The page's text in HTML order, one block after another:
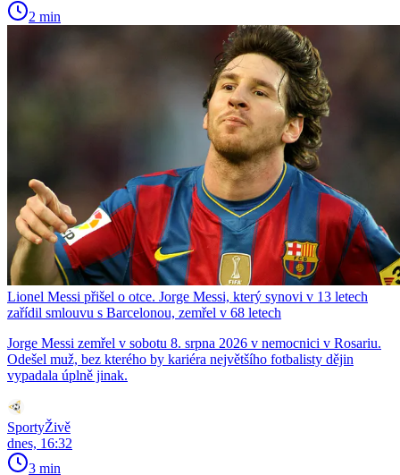
2 min
Lionel Messi přišel o otce. Jorge Messi, který synovi v 13 letech
zařídil smlouvu s Barcelonou, zemřel v 68 letech
Jorge Messi zemřel v sobotu 8. srpna 2026 v nemocnici v Rosariu.
Odešel muž, bez kterého by kariéra největšího fotbalisty dějin
vypadala úplně jinak.
SportyŽivě
dnes, 16:32
3 min